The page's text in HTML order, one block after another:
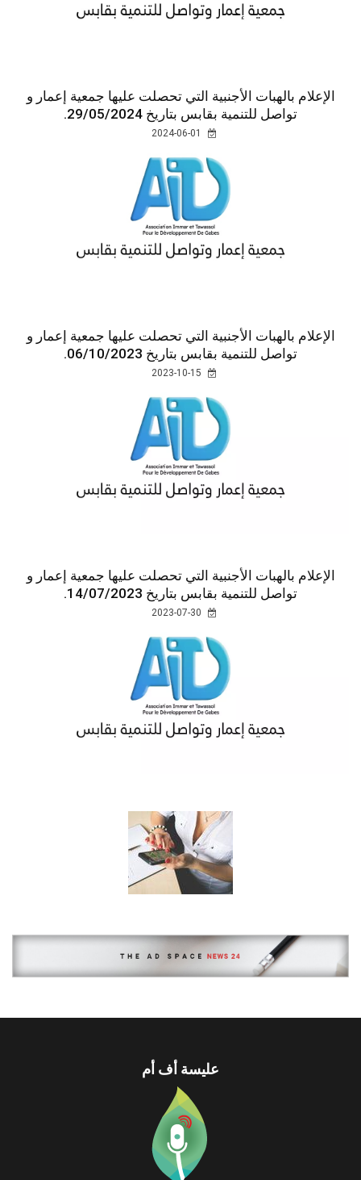
الإعلام بالهبات الأجنبية التي تحصلت عليها جمعية إعمار و
تواصل للتنمية بقابس بتاريخ 29/05/2024.
الإعلام بالهبات الأجنبية التي تحصلت عليها جمعية إعمار و
تواصل للتنمية بقابس بتاريخ 06/10/2023.
الإعلام بالهبات الأجنبية التي تحصلت عليها جمعية إعمار و
تواصل للتنمية بقابس بتاريخ 14/07/2023.
عليسة أف أم